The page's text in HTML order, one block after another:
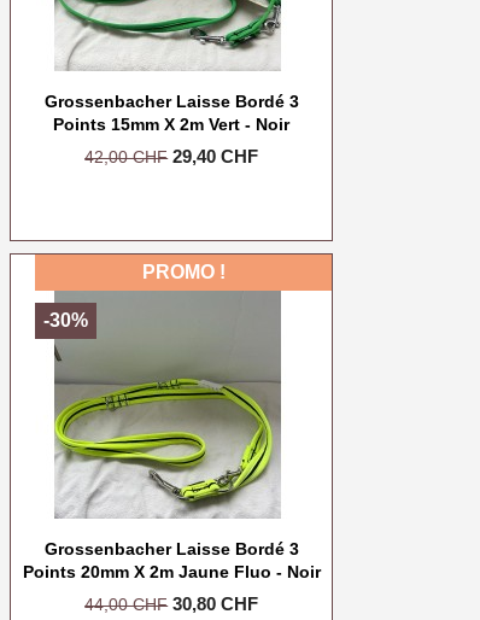
Grossenbacher Laisse Bordé 3
Points 15mm X 2m Vert - Noir
Prix
42,00 CHF Prix
29,40 CHF
Grossenbacher Laisse Bordé 3
Points 20mm X 2m Jaune Fluo - Noir
Prix
44,00 CHF Prix
30,80 CHF
PROMO !
-30%